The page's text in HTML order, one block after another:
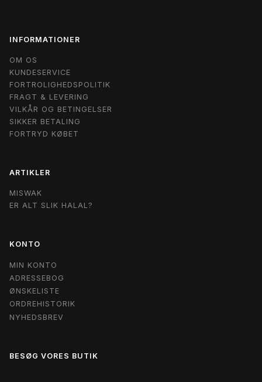
INFORMATIONER
OM OS
KUNDESERVICE
FORTROLIGHEDSPOLITIK
FRAGT & LEVERING
VILKÅR OG BETINGELSER
SIKKER BETALING
FORTRYD KØBET
ARTIKLER
MISWAK
ER ALT SLIK HALAL?
KONTO
MIN KONTO
ADRESSEBOG
ØNSKELISTE
ORDREHISTORIK
NYHEDSBREV
BESØG VORES BUTIK